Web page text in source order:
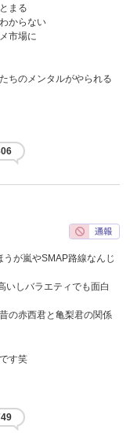
まる
からない
市場に
ちのメンタルがやられる
が嵐やSMAP路線なんじ
いしバラエティでも面白
の赤西君と亀梨君の関係
す笑